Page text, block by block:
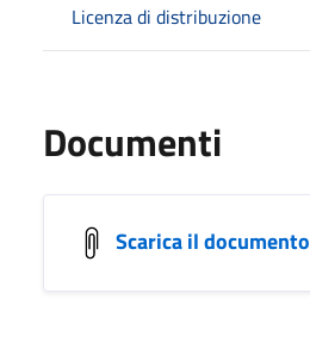
Licenza di distribuzione
Documenti
Scarica il documento